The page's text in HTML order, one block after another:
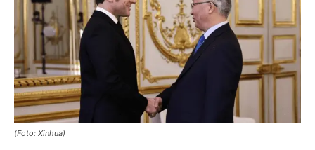
(Foto: Xinhua)